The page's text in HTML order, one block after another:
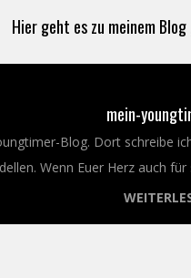
Hier geht es zu meinem
mein-
Blog. Dort schreibe
Wenn Euer Herz auch